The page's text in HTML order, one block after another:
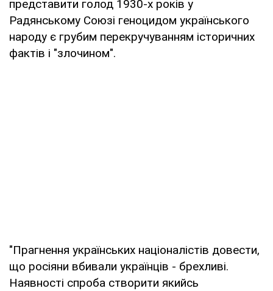
представити голод 1930-х років у
Радянському Союзі геноцидом українського
народу є грубим перекручуванням історичних
фактів і "злочином".
"Прагнення українських націоналістів довести,
що росіяни вбивали українців - брехливі.
Наявності спроба створити якийсь